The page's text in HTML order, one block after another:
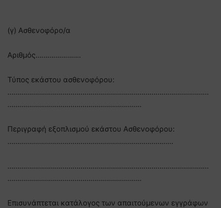
(γ) Ασθενοφόρο/α
Αριθμός…………………..
Τύπος εκάστου ασθενοφόρου:
…………………………………………………………………………………………
…………………………………………………………..
Περιγραφή εξοπλισμού εκάστου Ασθενοφόρου:
…………………………………………………………………………
…………………………………………………………………………………………
…………………………………………………………..
Επισυνάπτεται κατάλογος των απαιτούμενων εγγράφων